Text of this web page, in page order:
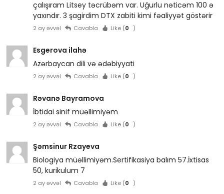
çalışıram Litsey təcrübəm var. Uğurlu nəticəm 100 ə
yaxındır. 3 şagirdim DTX zabiti kimi fəaliyyət göstərir
2 ay əvvəl Cavabla Like (0 )
Esgerova ilahə
Azərbaycan dili və ədəbiyyati
2 ay əvvəl Cavabla Like (0 )
Rəvanə Bayramova
İbtidai sinif müəllimiyəm
2 ay əvvəl Cavabla Like (0 )
Şəmsinur Rzayeva
Biologiya müəllimiyəm.Sertifikasiya balım 57.İxtisas
50, kurikulum 7
2 ay əvvəl Cavabla Like (0 )